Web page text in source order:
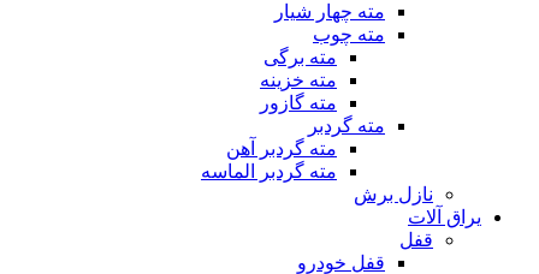
مته چهار شیار
مته چوب
مته برگی
مته خزینه
مته گازور
مته گردبر
مته گردبر آهن
مته گردبر الماسه
نازل برش
یراق آلات
قفل
قفل خودرو